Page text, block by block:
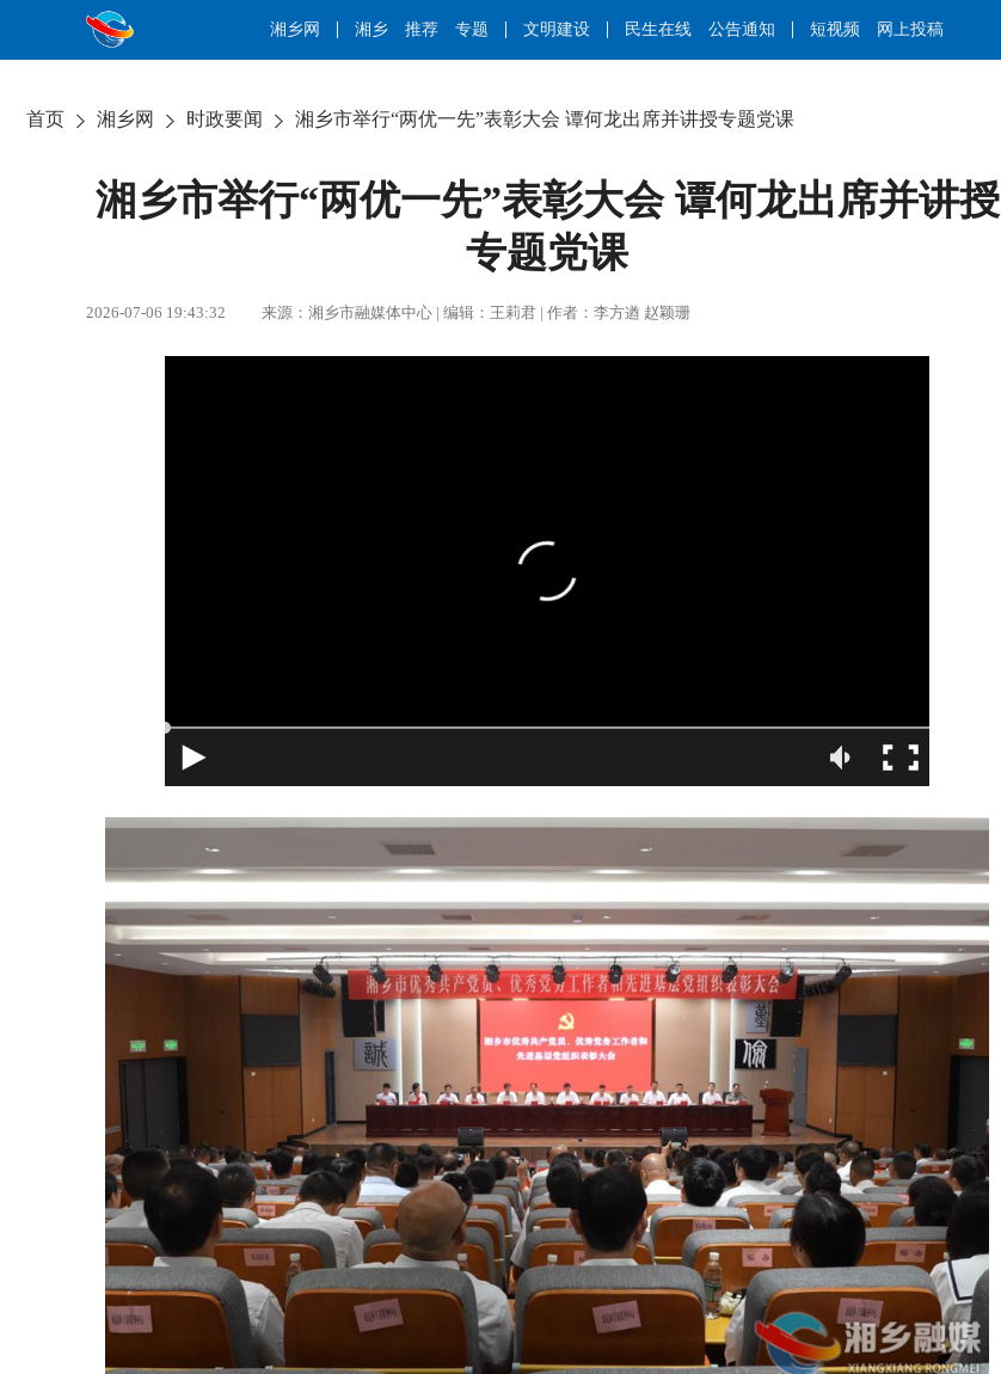
湘乡网 湘乡 推荐 专题 文明建设 民生在线 公告通知 短视频 网上投稿
首页 湘乡网 时政要闻 湘乡市举行“两优一先”表彰大会 谭何龙出席并讲授专题党课
湘乡市举行“两优一先”表彰大会 谭何龙出席并讲授
专题党课
2026-07-06 19:43:32 来源：湘乡市融媒体中心 | 编辑：王莉君 | 作者：李方遒 赵颖珊